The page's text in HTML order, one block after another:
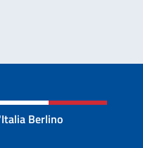
Berlino